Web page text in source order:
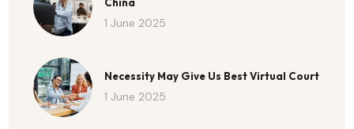
1 June 2025
Necessity May Give Us Best Virtual Court
1 June 2025